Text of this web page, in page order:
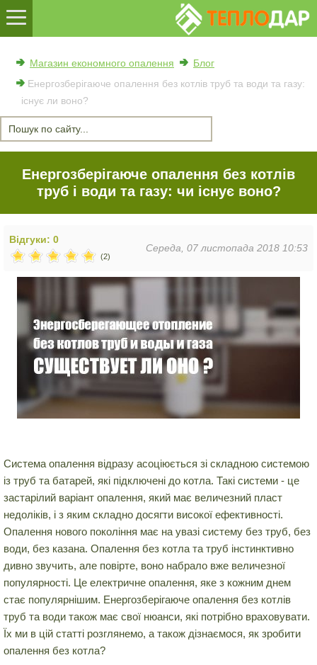
Магазин економного опалення
Блог
Енергозберігаюче опалення без котлів труб та води та газу:
існує ли воно?
Енергозберігаюче опалення без котлів
труб і води та газу: чи існує воно?
Відгуки: 0
(2)
Середа, 07 листопада 2018 10:53
Система опалення відразу асоціюється зі складною системою
із труб та батарей, які підключені до котла. Такі системи - це
застарілий варіант опалення, який має величезний пласт
недоліків, і з яким складно досягти високої ефективності.
Опалення нового покоління має на увазі систему без труб, без
води, без казана. Опалення без котла та труб інстинктивно
дивно звучить, але повірте, воно набрало вже величезної
популярності. Це електричне опалення, яке з кожним днем
стає популярнішим. Енергозберігаюче опалення без котлів
труб та води також має свої нюанси, які потрібно враховувати.
Їх ми в цій статті розглянемо, а також дізнаємося, як зробити
опалення без котла?